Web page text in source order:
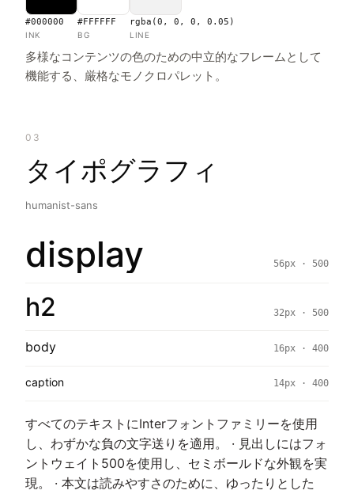
#000000
INK
#FFFFFF
BG
rgba(0, 0, 0, 0.05)
LINE
多様なコンテンツの色のための中立的なフレームとして
機能する、厳格なモノクロパレット。
03
タイポグラフィ
humanist-sans
display 56px · 500
h2 32px · 500
body 16px · 400
caption 14px · 400
すべてのテキストにInterフォントファミリーを使用
し、わずかな負の文字送りを適用。 · 見出しにはフォ
ントウェイト500を使用し、セミボールドな外観を実
現。 · 本文は読みやすさのために、ゆったりとした